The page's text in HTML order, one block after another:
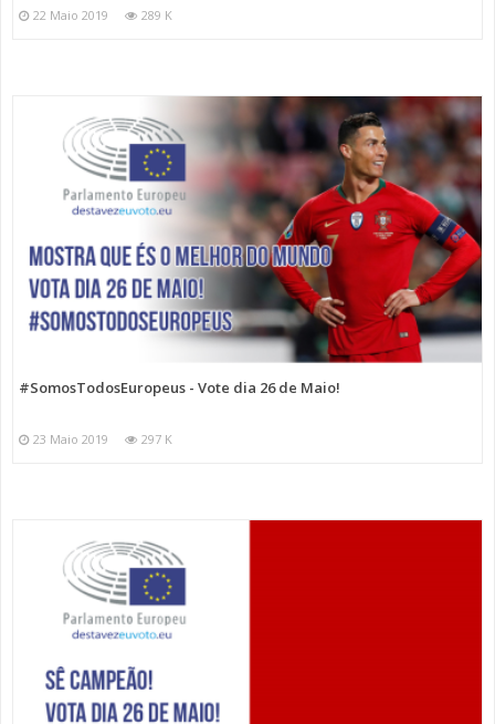
22 Maio 2019 289 K
#SomosTodosEuropeus - Vote dia 26 de Maio!
23 Maio 2019 297 K